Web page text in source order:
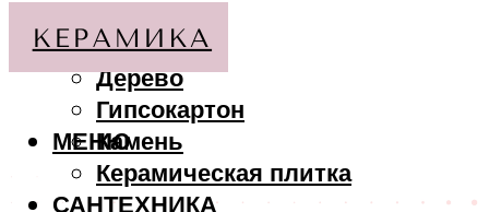
МАТЕРИАЛЫ
Дерево
Гипсокартон
Камень
Керамическая плитка
САНТЕХНИКА
МЕНЮ